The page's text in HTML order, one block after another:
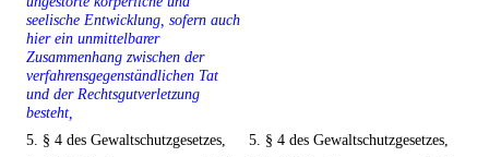
seelische Entwicklung, sofern auch
hier ein unmittelbarer
Zusammenhang zwischen der
verfahrensgegenständlichen Tat
und der Rechtsgutverletzung
besteht,
5. § 4 des Gewaltschutzgesetzes,
5. § 4 des Gewaltschutzgesetzes,